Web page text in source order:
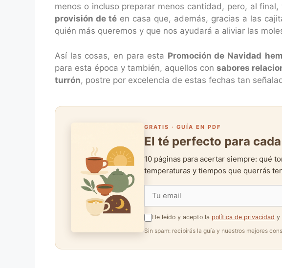
menos o incluso preparar menos cantidad, pero, al
provisión de té en casa que, además, gracias a las
quién más queremos y que nos ayudará a aliviar las
Así las cosas, en para esta Promoción de Navidad
para esta época y también, aquellos con sabores
turrón, postre por excelencia de estas fechas tan
GRATIS · GUÍA EN PDF
El té perfecto para
10 páginas para acertar siempre: qué
temperaturas y tiempos que querrás
He leído y acepto la política de privacidad y
Sin spam: recibirás la guía y nuestros mejores